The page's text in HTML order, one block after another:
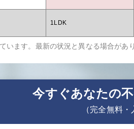
1LDK
います。最新の状況と異なる場合があり
今すぐあなたの
（完全無料・